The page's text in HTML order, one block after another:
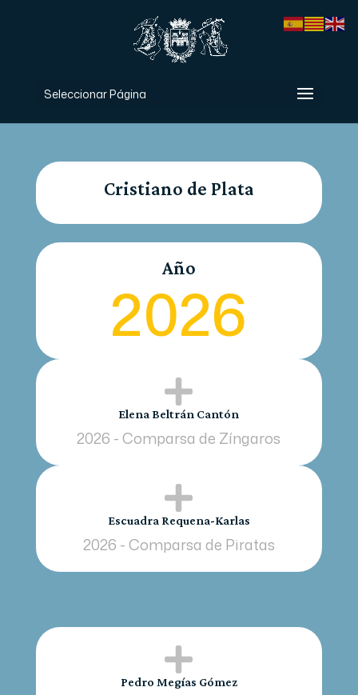
Seleccionar Página
Cristiano de Plata
2026
Año

Elena Beltrán Cantón
2026 - Comparsa de Zíngaros

Escuadra Requena-Karlas
2026 - Comparsa de Piratas

Pedro Megías Gómez